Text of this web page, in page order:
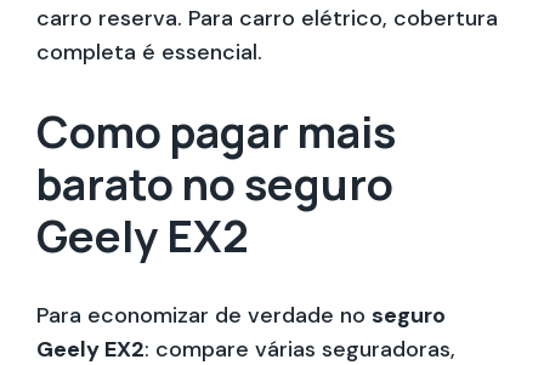
carro reserva. Para carro elétrico, cobertura
completa é essencial.
Como pagar mais
barato no seguro
Geely EX2
Para economizar de verdade no seguro
Geely EX2: compare várias seguradoras,